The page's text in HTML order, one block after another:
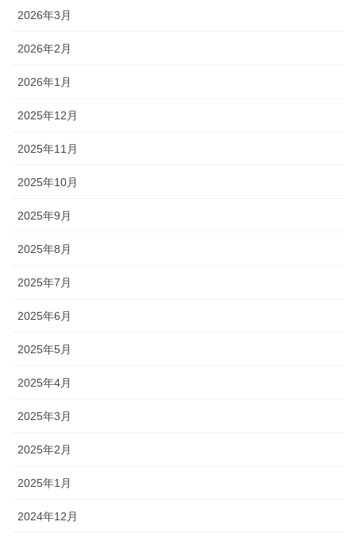
2026年3月
2026年2月
2026年1月
2025年12月
2025年11月
2025年10月
2025年9月
2025年8月
2025年7月
2025年6月
2025年5月
2025年4月
2025年3月
2025年2月
2025年1月
2024年12月